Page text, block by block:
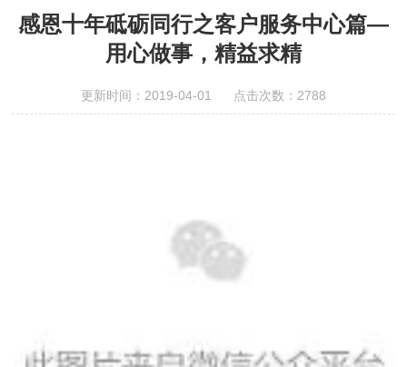
感恩十年砥砺同行之客户服务中心篇—
用心做事，精益求精
更新时间：2019-04-01 点击次数：2788